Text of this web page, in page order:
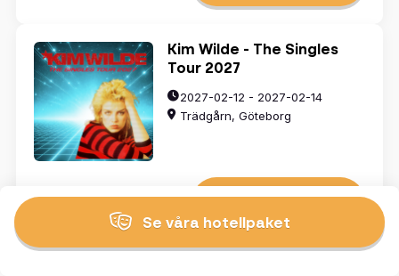
Se våra hotellpaket
Kim Wilde - The Singles
Tour 2027
2027-02-12 - 2027-02-14
Trädgårn, Göteborg